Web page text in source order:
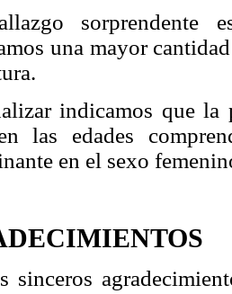
una mayor
indicamos que la
las edades
en el sexo
sinceros